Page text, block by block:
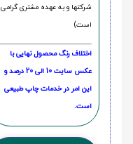
شرکتها و به عهده مشتری گرامی
است)
اختلاف رنگ محصول نهایی با
عکس سایت 10 الی 20 درصد و
این امر در خدمات چاپ طبیعی
است.